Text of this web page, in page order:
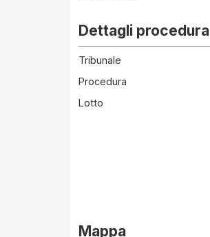
Dettagli procedura
Tribunale
Procedura
Lotto
Mappa